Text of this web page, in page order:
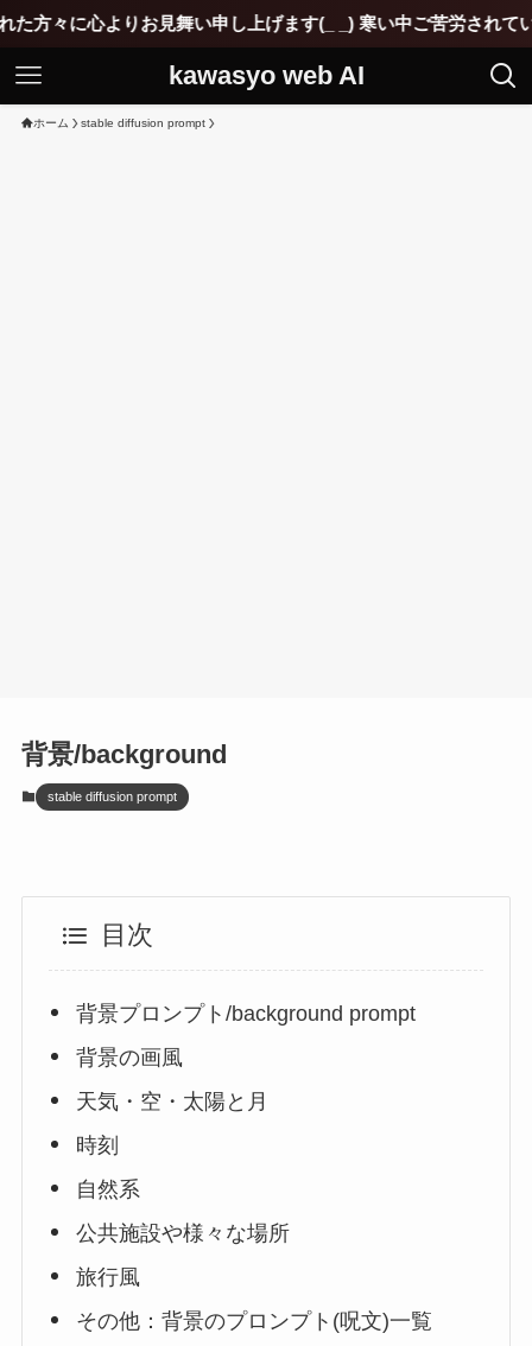
す(_ _) 寒い中ご苦労されていると思いますが1分、1秒でも通
kawasyo web AI
ホーム stable diffusion prompt
背景/background
stable diffusion prompt
目次
背景プロンプト/background prompt
背景の画風
天気・空・太陽と月
時刻
自然系
公共施設や様々な場所
旅行風
その他：背景のプロンプト(呪文)一覧